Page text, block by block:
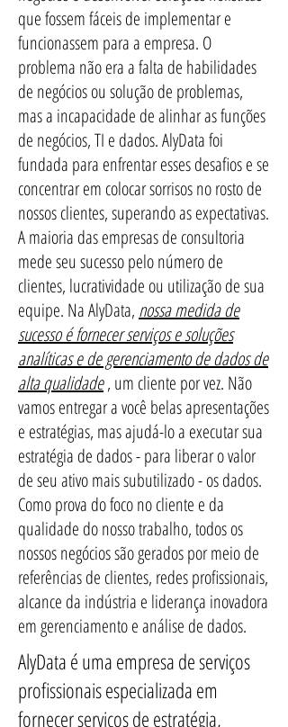
que fossem fáceis de implementar e
funcionassem para a empresa. O
problema não era a falta de habilidades
de negócios ou solução de problemas,
mas a incapacidade de alinhar as funções
de negócios, TI e dados. AlyData foi
fundada para enfrentar esses desafios e se
concentrar em colocar sorrisos no rosto de
nossos clientes, superando as expectativas.
A maioria das empresas de consultoria
mede seu sucesso pelo número de
clientes, lucratividade ou utilização de sua
equipe. Na AlyData, nossa medida de
sucesso é fornecerserviços e soluções
analíticas e de gerenciamento de dados de
alta qualidade, um cliente por vez. Não
vamos entregar a você belas apresentações
e estratégias, mas ajudá-lo a executar sua
estratégia de dados - para liberar o valor
de seu ativo mais subutilizado - os dados.
Como prova do foco no cliente e da
qualidade do nosso trabalho, todos os
nossos negócios são gerados por meio de
referências de clientes, redes profissionais,
alcance da indústria e liderança inovadora
em gerenciamento e análise de dados.
AlyData é uma empresa de serviços
profissionais especializada em
fornecer serviços de estratégia,